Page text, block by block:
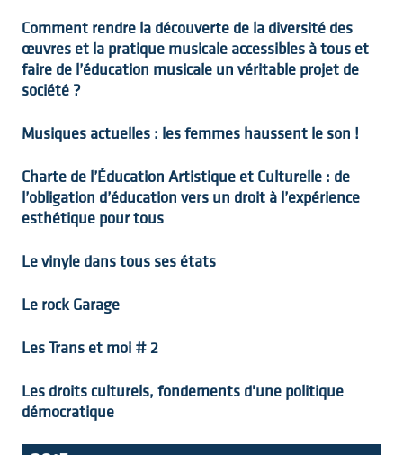
Comment rendre la découverte de la diversité des
œuvres et la pratique musicale accessibles à tous et
faire de l’éducation musicale un véritable projet de
société ?
Musiques actuelles : les femmes haussent le son !
Charte de l’Éducation Artistique et Culturelle : de
l’obligation d’éducation vers un droit à l’expérience
esthétique pour tous
Le vinyle dans tous ses états
Le rock Garage
Les Trans et moi # 2
Les droits culturels, fondements d'une politique
démocratique